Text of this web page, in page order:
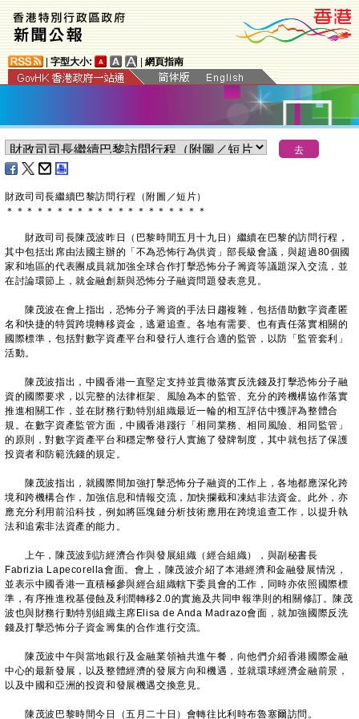
字型大小: 網頁指南
財政司司長繼續巴黎訪問行程（附圖／短片）
＊ ＊ ＊ ＊ ＊ ＊ ＊ ＊ ＊ ＊ ＊ ＊ ＊ ＊ ＊ ＊ ＊ ＊ ＊ ＊
財政司司長陳茂波昨日（巴黎時間五月十九日）繼續在巴黎的訪問行程，
其中包括出席由法國主辦的「不為恐怖行為供資」部長級會議，與超過80個國
家和地區的代表團成員就加強全球合作打擊恐怖分子籌資等議題深入交流，並
在討論環節上，就金融創新與恐怖分子融資問題發表意見。
陳茂波在會上指出，恐怖分子籌資的手法日趨複雜，包括借助數字資產匿
名和快捷的特質跨境轉移資金，逃避追查。各地有需要、也有責任落實相關的
國際標準，包括對數字資產平台和發行人進行合適的監管，以防「監管套利」
活動。
陳茂波指出，中國香港一直堅定支持並貫徹落實反洗錢及打擊恐怖分子融
資的國際要求，以完整的法律框架、風險為本的監管、充分的跨機構協作落實
推進相關工作，並在財務行動特別組織最近一輪的相互評估中獲評為整體合
規。在數字資產監管方面，中國香港踐行「相同業務、相同風險、相同監管」
的原則，對數字資產平台和穩定幣發行人實施了發牌制度，其中就包括了保護
投資者和防範洗錢的規定。
陳茂波指出，就國際間加強打擊恐怖分子融資的工作上，各地都應深化跨
境和跨機構合作，加強信息和情報交流，加快攔截和凍結非法資金。此外，亦
應充分利用前沿科技，例如將區塊鏈分析技術應用在跨境追查工作，以提升執
法和追索非法資產的能力。
上午，陳茂波到訪經濟合作與發展組織（經合組織），與副秘書長
Fabrizia Lapecorella會面。會上，陳茂波介紹了本港經濟和金融發展情況，
並表示中國香港一直積極參與經合組織轄下委員會的工作，同時亦依照國際標
準，有序推進稅基侵蝕及利潤轉移2.0的實施及共同申報準則的相關修訂。陳茂
波也與財務行動特別組織主席Elisa de Anda Madrazo會面，就加強國際反洗
錢及打擊恐怖分子資金籌集的合作進行交流。
陳茂波中午與當地銀行及金融業領袖共進午餐，向他們介紹香港國際金融
中心的最新發展，以及整體經濟的發展方向和機遇，並就環球經濟金融前景，
以及中國和亞洲的投資和發展機遇交換意見。
陳茂波巴黎時間今日（五月二十日）會轉往比利時布魯塞爾訪問。